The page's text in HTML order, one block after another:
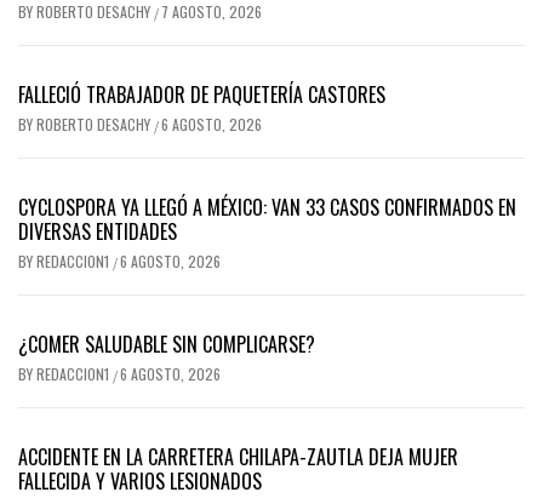
BYROBERTO DESACHY / 7 AGOSTO, 2026
FALLECIÓ TRABAJADOR DE PAQUETERÍA CASTORES
BYROBERTO DESACHY /6 AGOSTO, 2026
CYCLOSPORA YA LLEGÓ A MÉXICO: VAN 33 CASOS CONFIRMADOS EN
DIVERSAS ENTIDADES
BYREDACCION1 /6 AGOSTO, 2026
¿COMER SALUDABLE SIN COMPLICARSE?
BYREDACCION1 /6 AGOSTO, 2026
ACCIDENTE EN LA CARRETERA CHILAPA-ZAUTLA DEJA MUJER
FALLECIDA Y VARIOS LESIONADOS